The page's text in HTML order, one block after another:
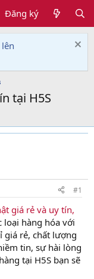
Đăng ký
tại H5S
#1
giá rẻ và uy tín,
loại hàng hóa với
giá rẻ, chất lượng
tin, sự hài lòng
tại H5S bạn sẽ